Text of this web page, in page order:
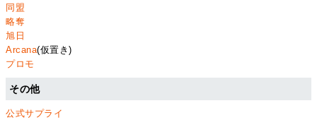
同盟
略奪
旭日
Arcana(仮置き)
プロモ
その他
公式サプライ